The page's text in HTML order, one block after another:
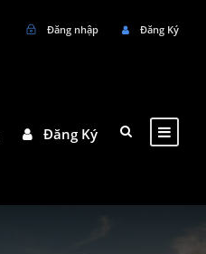
Đăng nhập Đăng Ký
Đăng Ký